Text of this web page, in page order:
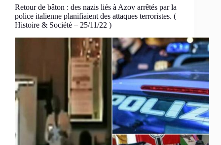
Retour de bâton : des nazis liés à Azov arrêtés par la
police italienne planifiaient des attaques terroristes. (
Histoire & Société – 25/11/22 )